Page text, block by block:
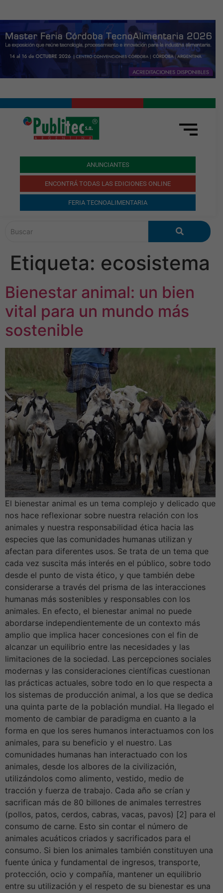
ANUNCIANTES
ENCONTRÁ TODAS LAS EDICIONES ONLINE
FERIA TECNOALIMENTARIA
Etiqueta: ecosistema
Bienestar animal: un bien
vital para un mundo más
sostenible
El bienestar animal es un tema complejo y delicado que
nos hace reflexionar sobre nuestra relación con los
animales y nuestra responsabilidad ética hacia las
especies que las comunidades humanas utilizan y
afectan para diferentes usos. Se trata de un tema que
cada vez suscita más interés en el público, sobre todo
desde el punto de vista ético, y que también debe
considerarse a través del prisma de las interacciones
humanas más sostenibles y responsables con los
animales. En efecto, el bienestar animal no puede
abordarse independientemente de un contexto más
amplio que implica hacer concesiones con el fin de
alcanzar un equilibrio entre las necesidades y las
limitaciones de la sociedad. Las percepciones sociales
modernas y las consideraciones científicas cuestionan
las prácticas actuales, sobre todo en lo que respecta a
los sistemas de producción animal, a los que se dedica
una quinta parte de la población mundial. Ha llegado el
momento de cambiar de paradigma en cuanto a la
forma en que los seres humanos interactuamos con los
animales, para su beneficio y el nuestro. Las
comunidades humanas han interactuado con los
animales, desde los albores de la civilización,
utilizándolos como alimento, vestido, medio de
tracción y fuerza de trabajo. Cada año se crían y
sacrifican más de 80 billones de animales terrestres
(pollos, patos, cerdos, cabras, vacas, pavos) [2] para el
consumo de carne. Esto sin contar el número de
animales acuáticos criados y sacrificados para el
consumo. Si bien los animales también constituyen una
fuente única y fundamental de ingresos, transporte,
protección, ocio y compañía, mantener un equilibrio
entre su utilización y el respeto de su bienestar es una